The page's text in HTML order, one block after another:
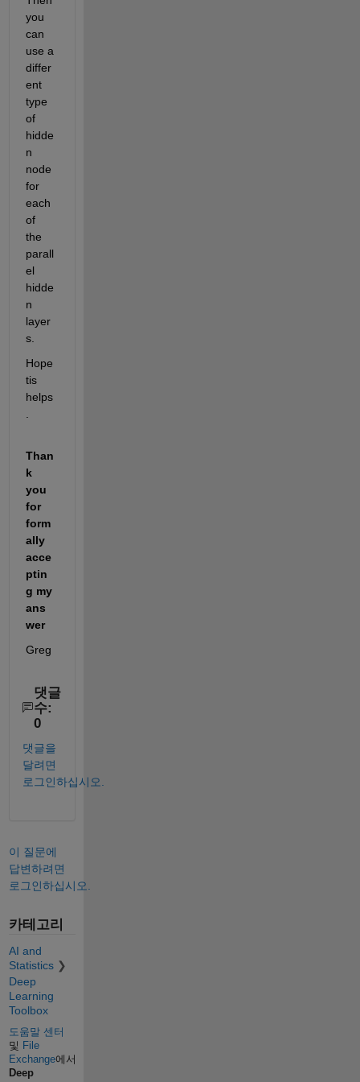
you
can
use a
differ
ent
type
of
hidde
n
node
for
each
of
the
parall
el
hidde
n
layer
s.
Hope
tis
helps
Than
k
you
for
form
ally
acce
ptin
g my
ans
wer
Greg
댓글
수:
0
댓글을
달려면
로그인하십시오.
이 질문에
답변하려면
로그인하십시오.
카테고리
AI and
Statistics
Deep
Learning
Toolbox
도움말 센터
및 File
Exchange에서
Deep